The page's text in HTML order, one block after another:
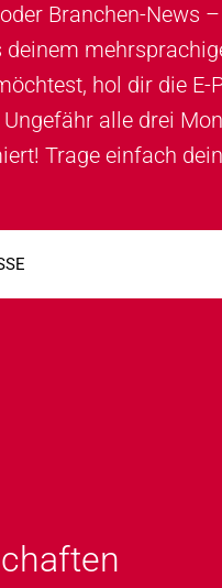
Branchen-News
deinem
hol dir die E-
alle drei
Trage einfach